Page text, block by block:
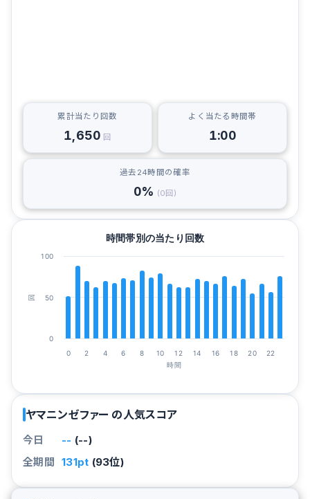
累計当たり回数
1,650 回
よく当たる時間帯
1:00
過去24時間の確率
0% (0回)
時間
回
時間帯別の当たり回数
0 2 4 6 8 10 12 14 16 18 20 22
0
50
100
ヤマニンゼファー の人気スコア
今日 -- (--)
全期間 131pt (93位)